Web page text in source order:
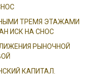
ТРЕМЯ ЭТАЖАМИ
ИСК НА СНОС
РЫНОЧНОЙ
КАПИТАЛ.